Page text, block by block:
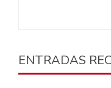
ENTRADAS